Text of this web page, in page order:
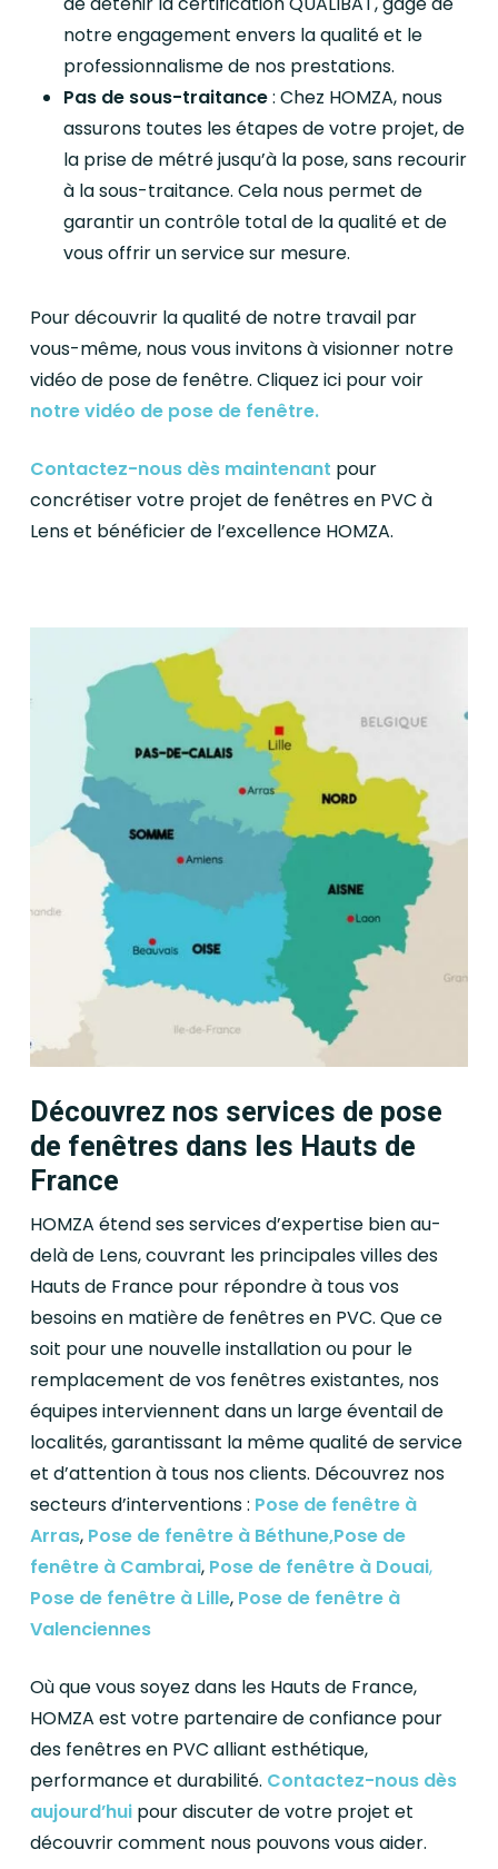
notre engagement envers la qualité et le
professionnalisme de nos prestations.
Pas de sous-traitance: Chez HOMZA, nous
assurons toutes les étapes de votre projet, de
la prise de métré jusqu’à la pose, sans recourir
à la sous-traitance. Cela nous permet de
garantir un contrôle total de la qualité et de
vous offrir un service sur mesure.
Pour découvrir la qualité de notre travail par
vous-même, nous vous invitons à visionner notre
vidéo de pose de fenêtre. Cliquez ici pour voir
notre vidéo de pose de fenêtre.
Contactez-nous dès maintenant pour
concrétiser votre projet de fenêtres en PVC à
Lens et bénéficier de l’excellence HOMZA.
Découvrez nos services de pose
de fenêtres dans les Hauts de
France
HOMZA étend ses services d’expertise bien au-
delà de Lens, couvrant les principales villes des
Hauts de France pour répondre à tous vos
besoins en matière de fenêtres en PVC. Que ce
soit pour une nouvelle installation ou pour le
remplacement de vos fenêtres existantes, nos
équipes interviennent dans un large éventail de
localités, garantissant la même qualité de service
et d’attention à tous nos clients. Découvrez nos
secteurs d’interventions : Pose de fenêtre à
Arras, Pose de fenêtre à Béthune,Pose de
fenêtre à Cambrai, Pose de fenêtre à Douai,
Pose de fenêtre à Lille, Pose de fenêtre à
Valenciennes
Où que vous soyez dans les Hauts de France,
HOMZA est votre partenaire de confiance pour
des fenêtres en PVC alliant esthétique,
performance et durabilité. Contactez-nous dès
aujourd’huipour discuter de votre projet et
découvrir comment nous pouvons vous aider.